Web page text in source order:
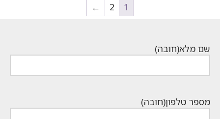
₪1,799.
1
2
←
שם מלא(חובה)
מספר טלפון(חובה)